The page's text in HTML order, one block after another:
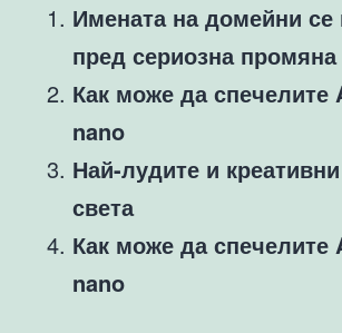
Имената на домейни се
пред сериозна промяна
Как може да спечелите
nano
Най-лудите и
света
Как може да спечелите
nano